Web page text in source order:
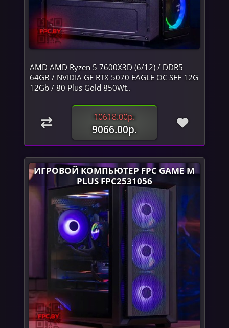
AMD AMD Ryzen 5 7600X3D (6/12) / DDR5
64GB / NVIDIA GF RTX 5070 EAGLE OC SFF 12G
12Gb / 80 Plus Gold 850Wt..
10618.00р.
9066.00р.
ИГРОВОЙ КОМПЬЮТЕР FPC GAME M
PLUS FPC2531056